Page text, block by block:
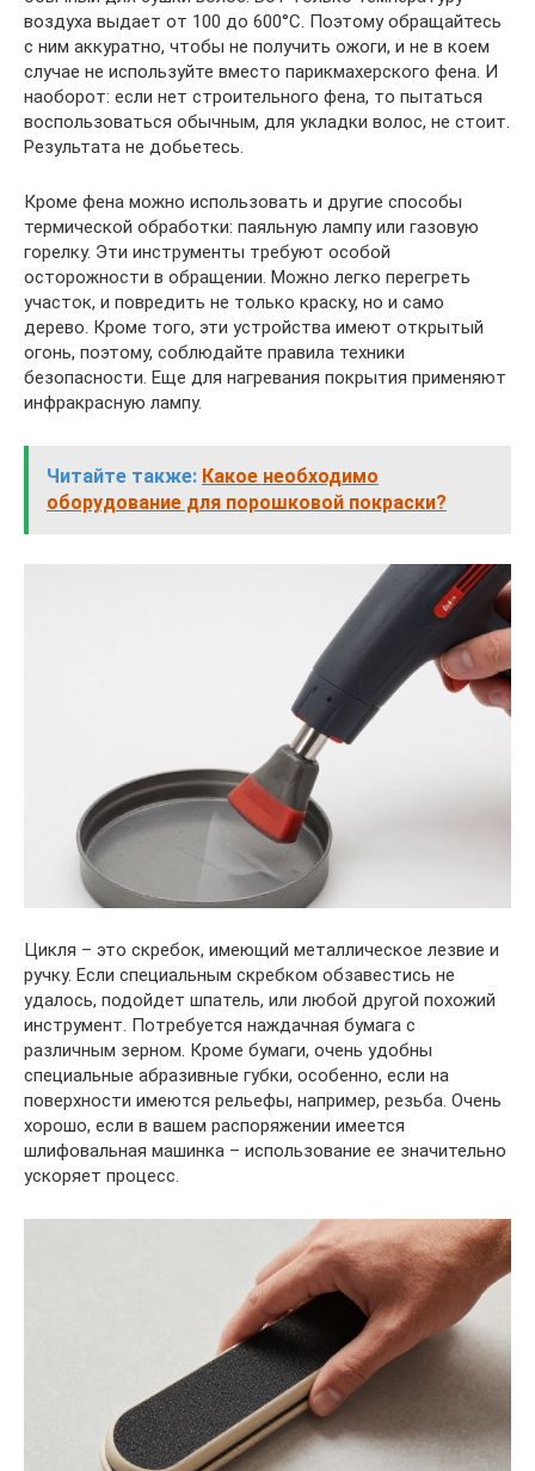
воздуха выдает от 100 до 600°C. Поэтому обращайтесь
с ним аккуратно, чтобы не получить ожоги, и не в коем
случае не используйте вместо парикмахерского фена. И
наоборот: если нет строительного фена, то пытаться
воспользоваться обычным, для укладки волос, не стоит.
Результата не добьетесь.
Кроме фена можно использовать и другие способы
термической обработки: паяльную лампу или газовую
горелку. Эти инструменты требуют особой
осторожности в обращении. Можно легко перегреть
участок, и повредить не только краску, но и само
дерево. Кроме того, эти устройства имеют открытый
огонь, поэтому, соблюдайте правила техники
безопасности. Еще для нагревания покрытия применяют
инфракрасную лампу.
Читайте также: Какое необходимо
оборудование для порошковой покраски?
Цикля – это скребок, имеющий металлическое лезвие и
ручку. Если специальным скребком обзавестись не
удалось, подойдет шпатель, или любой другой похожий
инструмент. Потребуется наждачная бумага с
различным зерном. Кроме бумаги, очень удобны
специальные абразивные губки, особенно, если на
поверхности имеются рельефы, например, резьба. Очень
хорошо, если в вашем распоряжении имеется
шлифовальная машинка – использование ее значительно
ускоряет процесс.